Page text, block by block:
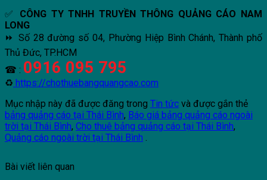
✅ CÔNG TY TNHH TRUYỀN THÔNG QUẢNG CÁO NAM
LONG
⏩ Số 28 đường số 04, Phường Hiệp Bình Chánh, Thành phố
Thủ Đức, TP.HCM
☎ : 0916 095 795
♻ https://chothuebangquangcao.com
Mục nhập này đã được đăng trong Tin tức và được gắn thẻ
bảng quảng cáo tại Thái Bình, Báo giá bảng quảng cáo ngoài
trời tại Thái Bình, Cho thuê bảng quảng cáo tại Thái Bình,
Quảng cáo ngoài trời tại Thái Bình .
Bài viết liên quan